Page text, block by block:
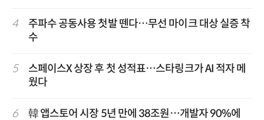
4
주파수 공동사용 첫발 뗀다…무선 마이크 대상 실증 착
수
5
스페이스X 상장 후 첫 성적표…스타링크가 AI 적자 메
웠다
6
韓 앱스토어 시장 5년 만에 38조원…개발자 90%에